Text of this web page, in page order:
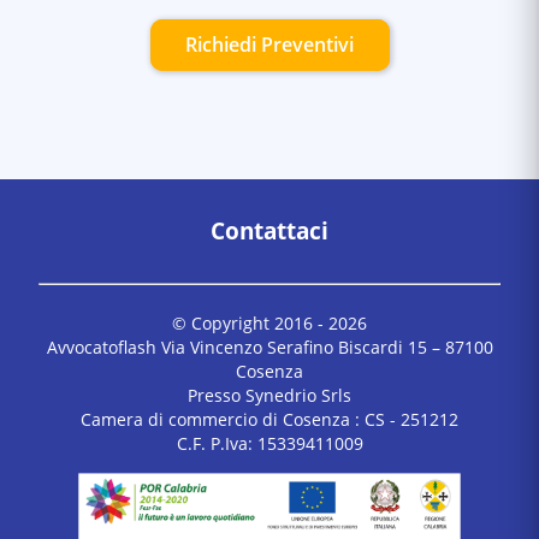
Richiedi Preventivi
Contattaci
© Copyright 2016 - 2026
Avvocatoflash Via Vincenzo Serafino Biscardi 15 – 87100
Cosenza
Presso Synedrio Srls
Camera di commercio di Cosenza : CS - 251212
C.F. P.Iva: 15339411009